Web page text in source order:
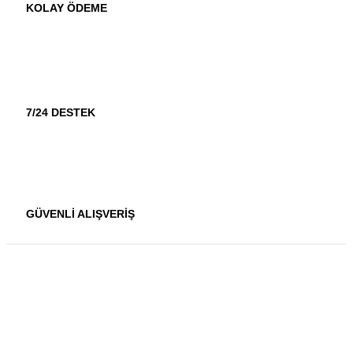
KOLAY ÖDEME
7/24 DESTEK
GÜVENLİ ALIŞVERİŞ